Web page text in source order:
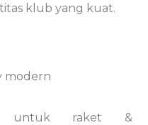
klub yang kuat.
modern
untuk raket &